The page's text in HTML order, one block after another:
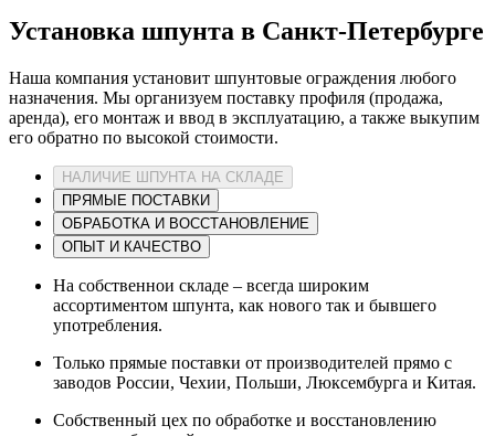
Установка шпунта в Санкт-Петербурге
Наша компания установит шпунтовые ограждения любого
назначения. Мы организуем поставку профиля (продажа,
аренда), его монтаж и ввод в эксплуатацию, а также выкупим
его обратно по высокой стоимости.
НАЛИЧИЕ ШПУНТА НА СКЛАДЕ
ПРЯМЫЕ ПОСТАВКИ
ОБРАБОТКА И ВОССТАНОВЛЕНИЕ
ОПЫТ И КАЧЕСТВО
На собственнои складе – всегда широким
ассортиментом шпунта, как нового так и бывшего
употребления.
Только прямые поставки от производителей прямо с
заводов России, Чехии, Польши, Люксембурга и Китая.
Собственный цех по обработке и восстановлению